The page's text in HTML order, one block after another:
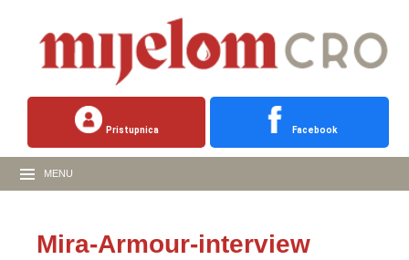
Pristupnica Facebook
MENU
Mira-Armour-interview